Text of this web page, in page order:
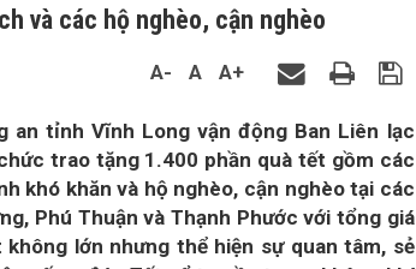
và các hộ nghèo, cận nghèo
A- A A+
an tỉnh Vĩnh Long vận động Ban Liên lạc
trao tặng 1.400 phần quà tết gồm các
khó khăn và hộ nghèo, cận nghèo tại các
Phú Thuận và Thạnh Phước với tổng giá
lớn nhưng thể hiện sự quan tâm, sẻ